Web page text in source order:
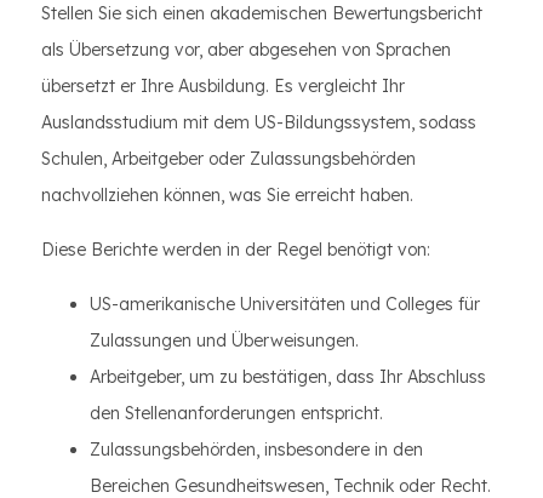
Stellen Sie sich einen akademischen Bewertungsbericht
als Übersetzung vor, aber abgesehen von Sprachen
übersetzt er Ihre Ausbildung. Es vergleicht Ihr
Auslandsstudium mit dem US-Bildungssystem, sodass
Schulen, Arbeitgeber oder Zulassungsbehörden
nachvollziehen können, was Sie erreicht haben.
Diese Berichte werden in der Regel benötigt von:
US-amerikanische Universitäten und Colleges für
Zulassungen und Überweisungen.
Arbeitgeber, um zu bestätigen, dass Ihr Abschluss
den Stellenanforderungen entspricht.
Zulassungsbehörden, insbesondere in den
Bereichen Gesundheitswesen, Technik oder Recht.